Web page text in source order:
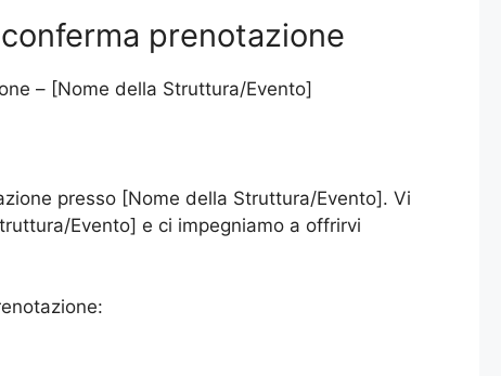
prenotazione
– [Nome della Struttura/Evento]
presso [Nome della Struttura/Evento]. Vi
Evento] e ci impegniamo a offrirvi